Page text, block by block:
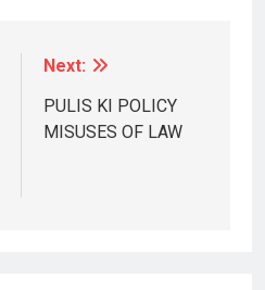
Next:
PULIS KI POLICY
MISUSES OF LAW